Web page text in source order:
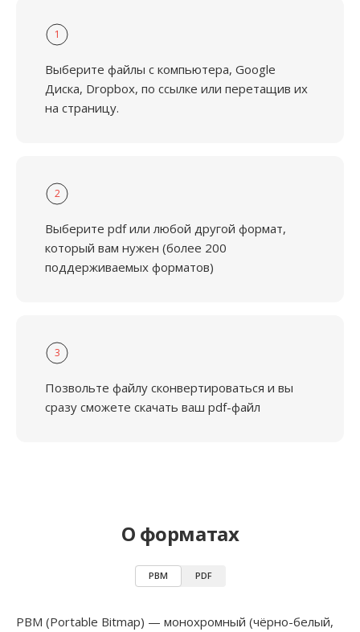
1
Выберите файлы с компьютера, Google
Диска, Dropbox, по ссылке или перетащив их
на страницу.
2
Выберите pdf или любой другой формат,
который вам нужен (более 200
поддерживаемых форматов)
3
Позвольте файлу сконвертироваться и вы
сразу сможете скачать ваш pdf-файл
О форматах
PBM PDF
PBM (Portable Bitmap) — монохромный (чёрно-белый,